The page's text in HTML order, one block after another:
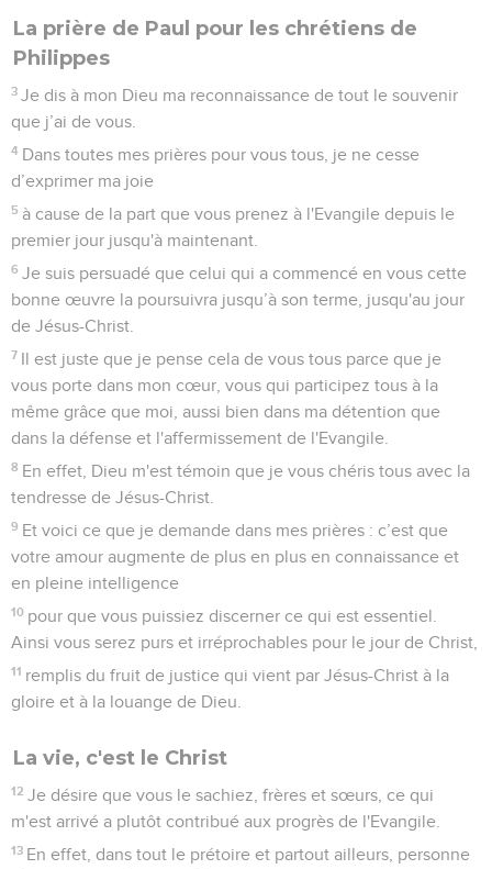
La prière de Paul pour les chrétiens de
Philippes
3 Je dis à mon Dieu ma reconnaissance de tout le souvenir
que j’ai de vous.
4 Dans toutes mes prières pour vous tous, je ne cesse
d’exprimer ma joie
5 à cause de la part que vous prenez à l'Evangile depuis le
premier jour jusqu'à maintenant.
6 Je suis persuadé que celui qui a commencé en vous cette
bonne œuvre la poursuivra jusqu’à son terme, jusqu'au jour
de Jésus-Christ.
7 Il est juste que je pense cela de vous tous parce que je
vous porte dans mon cœur, vous qui participez tous à la
même grâce que moi, aussi bien dans ma détention que
dans la défense et l'affermissement de l'Evangile.
8 En effet, Dieu m'est témoin que je vous chéris tous avec la
tendresse de Jésus-Christ.
9 Et voici ce que je demande dans mes prières : c’est que
votre amour augmente de plus en plus en connaissance et
en pleine intelligence
10 pour que vous puissiez discerner ce qui est essentiel.
Ainsi vous serez purs et irréprochables pour le jour de Christ,
11 remplis du fruit de justice qui vient par Jésus-Christ à la
gloire et à la louange de Dieu.
La vie, c'est le Christ
12 Je désire que vous le sachiez, frères et sœurs, ce qui
m'est arrivé a plutôt contribué aux progrès de l'Evangile.
13 En effet, dans tout le prétoire et partout ailleurs, personne